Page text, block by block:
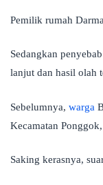
Pemilik rumah
Sedangkan
lanjut dan hasil olah
Sebelumnya, warga
Kecamatan
Saking kerasnya,